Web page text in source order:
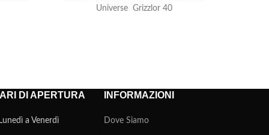
Universe Grizzlor 40
DI APERTURA
a Venerdì
INFORMAZIONI
Dove Siamo